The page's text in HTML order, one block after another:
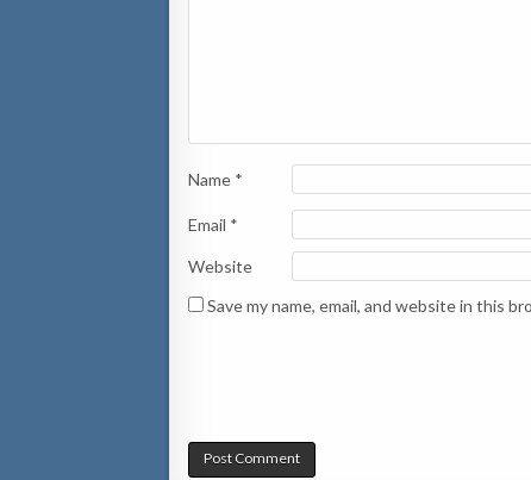
Name *
Email *
Website
Save my name, email, and website in this